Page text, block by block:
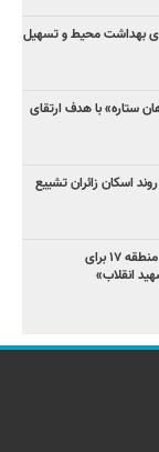
بهداشت محیط و تسهیل
ستاره» با هدف ارتقای
بازدیدهای میدانی شهردار منطقه ۱۷ از روند اسکان زائران تشییع
نشست نهایی هماهنگی دستگاه‌های اجرایی منطقه ۱۷ برای
انقلاب»